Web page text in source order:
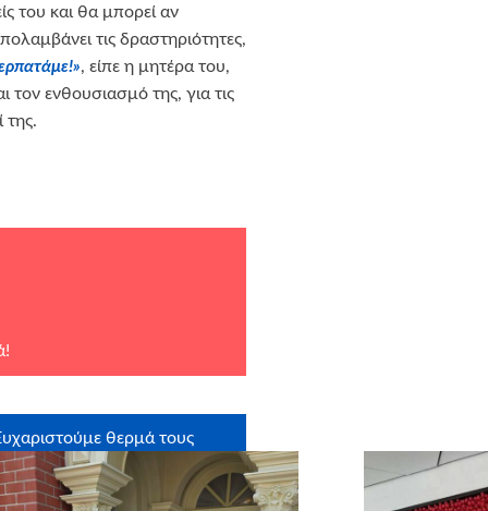
του και θα μπορεί αν
τις δραστηριότητες,
, είπε η μητέρα του,
ενθουσιασμό της, για τις
της.
θερμά τους
σε είδος: ARTIX
RODUCTIONS